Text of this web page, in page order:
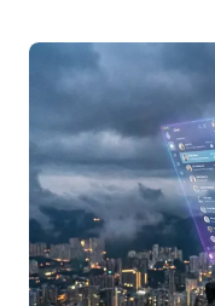
sua Prestação
Utilize o nosso
habitação
prestação
Euribor, o
Leggi articolo